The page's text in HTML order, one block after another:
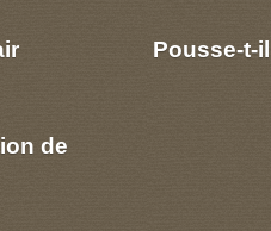
de
Pousse-t-